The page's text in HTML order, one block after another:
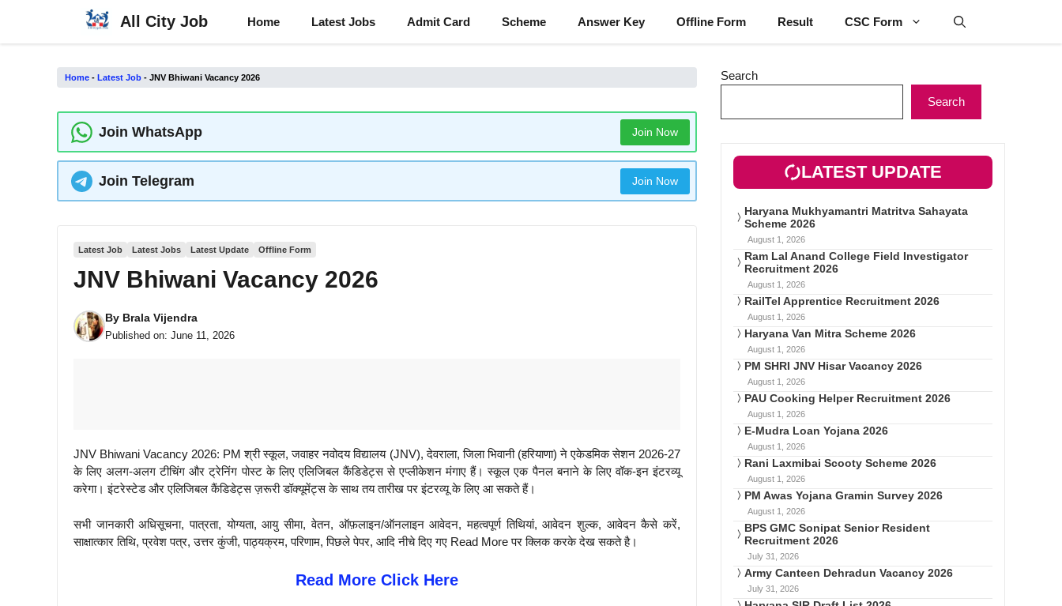
content
All City Job Home Latest Jobs Admit Card Scheme Answer Key Offline Form Result CSC Form
Home - Latest Job - JNV Bhiwani Vacancy 2026
Join WhatsApp Join Now
Join Telegram Join Now
Latest Job Latest Jobs Latest Update Offline Form
JNV Bhiwani Vacancy 2026
By Brala Vijendra
Published on: June 11, 2026
JNV Bhiwani Vacancy 2026: PM श्री स्कूल, जवाहर नवोदय विद्यालय (JNV), देवराला, जिला भिवानी (हरियाणा) ने एकेडमिक सेशन 2026-27
के लिए अलग-अलग टीचिंग और ट्रेनिंग पोस्ट के लिए एलिजिबल कैंडिडेट्स से एप्लीकेशन मंगाए हैं। स्कूल एक पैनल बनाने के लिए वॉक-इन इंटरव्यू
करेगा। इंटरेस्टेड और एलिजिबल कैंडिडेट्स ज़रूरी डॉक्यूमेंट्स के साथ तय तारीख पर इंटरव्यू के लिए आ सकते हैं।
सभी जानकारी अधिसूचना, पात्रता, योग्यता, आयु सीमा, वेतन, ऑफ़लाइन/ऑनलाइन आवेदन, महत्वपूर्ण तिथियां, आवेदन शुल्क, आवेदन कैसे करें,
साक्षात्कार तिथि, प्रवेश पत्र, उत्तर कुंजी, पाठ्यक्रम, परिणाम, पिछले पेपर, आदि नीचे दिए गए Read More पर क्लिक करके देख सकते है।
Read More Click Here
Search
Search
LATEST UPDATE
Haryana Mukhyamantri Matritva Sahayata
Scheme 2026
August 1, 2026
Ram Lal Anand College Field Investigator
Recruitment 2026
August 1, 2026
RailTel Apprentice Recruitment 2026
August 1, 2026
Haryana Van Mitra Scheme 2026
August 1, 2026
PM SHRI JNV Hisar Vacancy 2026
August 1, 2026
PAU Cooking Helper Recruitment 2026
August 1, 2026
E-Mudra Loan Yojana 2026
August 1, 2026
Rani Laxmibai Scooty Scheme 2026
August 1, 2026
PM Awas Yojana Gramin Survey 2026
August 1, 2026
BPS GMC Sonipat Senior Resident
Recruitment 2026
July 31, 2026
Army Canteen Dehradun Vacancy 2026
July 31, 2026